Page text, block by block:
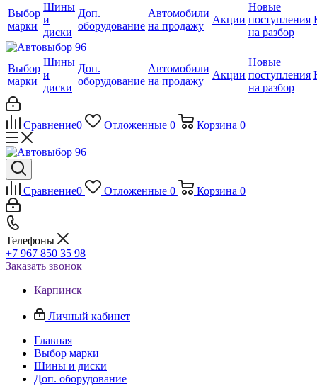
Выбор
марки
Шины
и
диски
Доп.
оборудование
Автомобили
на продажу
Акции
Новые
поступления
на разбор
Выбор
марки
Шины
и
диски
Доп.
оборудование
Автомобили
на продажу
Акции
Новые
поступления
на разбор
Сравнение0 Отложенные 0 Корзина 0
Сравнение0 Отложенные 0 Корзина 0
Телефоны
+7 967 850 35 98
Заказать звонок
Карпинск
Личный кабинет
Главная
Выбор марки
Шины и диски
Доп. оборудование